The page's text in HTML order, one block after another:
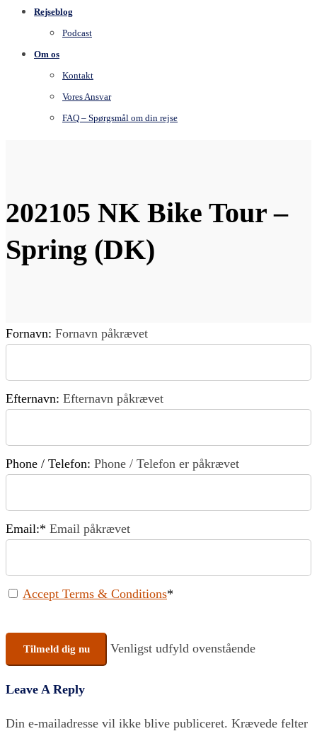
Rejseblog
Podcast
Om os
Kontakt
Vores Ansvar
FAQ – Spørgsmål om din rejse
202105 NK Bike Tour –
Spring (DK)
Fornavn: Fornavn påkrævet
Efternavn: Efternavn påkrævet
Phone / Telefon: Phone / Telefon er påkrævet
Email:* Email påkrævet
Accept Terms & Conditions*
No val Venligst udfyld ovenstående
Leave A Reply
Din e-mailadresse vil ikke blive publiceret. Krævede felter